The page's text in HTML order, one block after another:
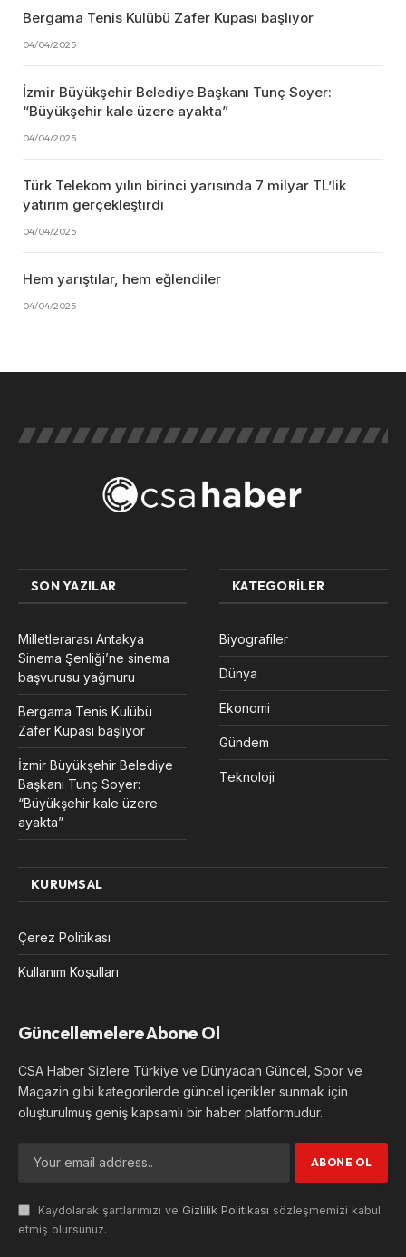
Bergama Tenis Kulübü Zafer Kupası başlıyor
04/04/2025
İzmir Büyükşehir Belediye Başkanı Tunç Soyer:
“Büyükşehir kale üzere ayakta”
04/04/2025
Türk Telekom yılın birinci yarısında 7 milyar TL’lik
yatırım gerçekleştirdi
04/04/2025
Hem yarıştılar, hem eğlendiler
04/04/2025
SON YAZILAR
Milletlerarası Antakya
Sinema Şenliği’ne sinema
başvurusu yağmuru
Bergama Tenis Kulübü
Zafer Kupası başlıyor
İzmir Büyükşehir Belediye
Başkanı Tunç Soyer:
“Büyükşehir kale üzere
ayakta”
KATEGORILER
Biyografiler
Dünya
Ekonomi
Gündem
Teknoloji
KURUMSAL
Çerez Politikası
Kullanım Koşulları
Güncellemelere Abone Ol
CSA Haber Sizlere Türkiye ve Dünyadan Güncel, Spor ve
Magazin gibi kategorilerde güncel içerikler sunmak için
oluşturulmuş geniş kapsamlı bir haber platformudur.
Kaydolarak şartlarımızı ve Gizlilik Politikası sözleşmemizi kabul
etmiş olursunuz.